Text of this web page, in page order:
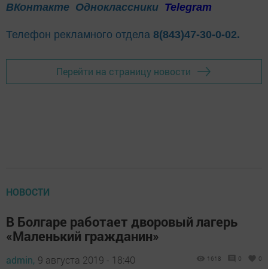
ВКонтакте Одноклассники Telegram
Телефон рекламного отдела 8(843)47-30-0-02.
Перейти на страницу новости
НОВОСТИ
В Болгаре работает дворовый лагерь
«Маленький гражданин»
admin, 9 августа 2019 - 18:40 1618 0 0